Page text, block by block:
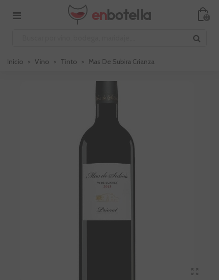
0
Inicio > Vino > Tinto > Mas De Subira Crianza